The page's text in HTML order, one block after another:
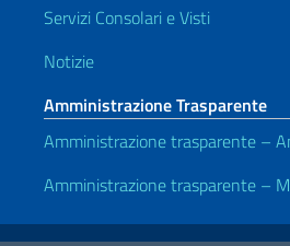
Servizi Consolari e Visti
Notizie
Amministrazione Trasparente
Amministrazione trasparente –
Amministrazione trasparente –